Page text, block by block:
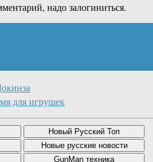
надо залогиниться.
для игрушек